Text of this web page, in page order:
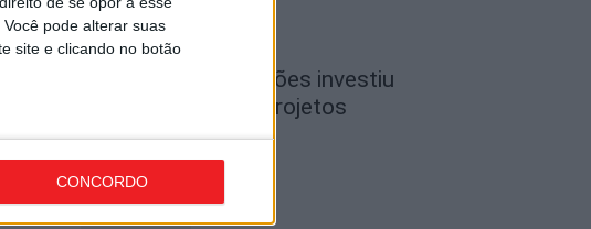
pode alterar suas
site e clicando no botão
CONCORDO
Viseu: CIM Dão Lafões investiu
350 mil euros em projetos
educativos...
6 de Agosto, 2026